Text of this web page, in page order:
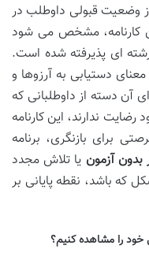
وضعیت قبولی داوطلب در
کارنامه، مشخص می شود
ای پذیرفته شده است.
دستیابی به آرزوها و
آن دسته از داوطلبانی که
رضایت ندارند، این کارنامه
برای بازنگری، برنامه
بدون آزمون یا تلاش مجدد
که باشد، نقطه پایانی بر
خود را مشاهده کنیم؟